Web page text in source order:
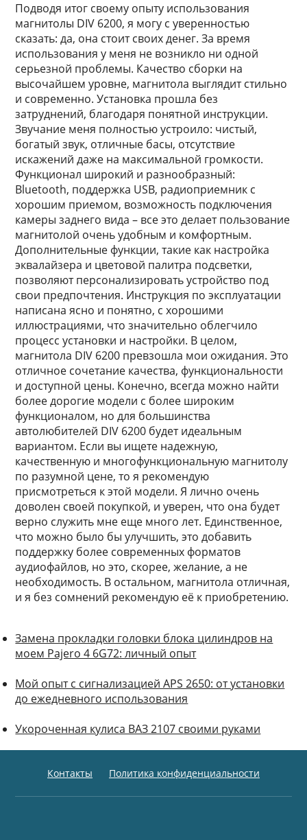
Подводя итог своему опыту использования
магнитолы DIV 6200, я могу с уверенностью
сказать: да, она стоит своих денег. За время
использования у меня не возникло ни одной
серьезной проблемы. Качество сборки на
высочайшем уровне, магнитола выглядит стильно
и современно. Установка прошла без
затруднений, благодаря понятной инструкции.
Звучание меня полностью устроило: чистый,
богатый звук, отличные басы, отсутствие
искажений даже на максимальной громкости.
Функционал широкий и разнообразный:
Bluetooth, поддержка USB, радиоприемник с
хорошим приемом, возможность подключения
камеры заднего вида – все это делает пользование
магнитолой очень удобным и комфортным.
Дополнительные функции, такие как настройка
эквалайзера и цветовой палитра подсветки,
позволяют персонализировать устройство под
свои предпочтения. Инструкция по эксплуатации
написана ясно и понятно, с хорошими
иллюстрациями, что значительно облегчило
процесс установки и настройки. В целом,
магнитола DIV 6200 превзошла мои ожидания. Это
отличное сочетание качества, функциональности
и доступной цены. Конечно, всегда можно найти
более дорогие модели с более широким
функционалом, но для большинства
автолюбителей DIV 6200 будет идеальным
вариантом. Если вы ищете надежную,
качественную и многофункциональную магнитолу
по разумной цене, то я рекомендую
присмотреться к этой модели. Я лично очень
доволен своей покупкой, и уверен, что она будет
верно служить мне еще много лет. Единственное,
что можно было бы улучшить, это добавить
поддержку более современных форматов
аудиофайлов, но это, скорее, желание, а не
необходимость. В остальном, магнитола отличная,
и я без сомнений рекомендую её к приобретению.
Замена прокладки головки блока цилиндров на
моем Pajero 4 6G72: личный опыт
Мой опыт с сигнализацией APS 2650: от установки
до ежедневного использования
Укороченная кулиса ВАЗ 2107 своими руками
Контакты Политика конфиденциальности